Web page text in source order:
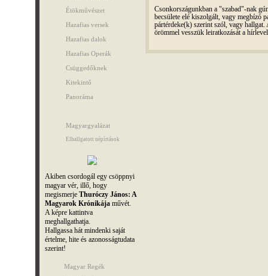
Étökművészet
Hazafias versek
Hazafias dalok
Hazafias Operák
Csüggedőknek
Kitekintő
Panoráma
Magyargyalázat
Elhallgatott népírtások
Akiben csordogál egy csöppnyi
magyar vér, illő, hogy
megismerjeThuróczy János: A
Magyarok Krónikája művét.
A képre kattintva
meghallgathatja.
Hallgassa hát mindenki saját
értelme, hite és azonosságtudata
szerint!
Magyar Regék
Csonkországunkban a "szabad"-nak
becsülete elé kiszolgált, vagy megbízó
pártérdeke(k) szerint szól, vagy
örömmel vesszük leiratkozását a